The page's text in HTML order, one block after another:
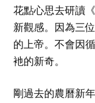
花點心思去研讀
新觀感。因為三
的上帝。不會因
衪的新奇。
剛過去的農曆新